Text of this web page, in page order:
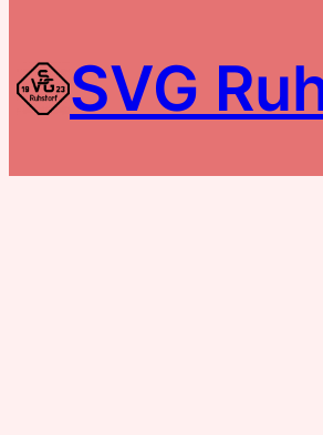
Inhalt
springenSVG